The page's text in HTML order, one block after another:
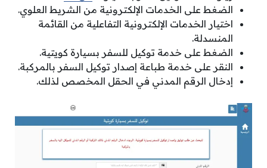
الضغط على الخدمات الإلكترونية من الشريط العلوي.
اختيار الخدمات الإلكترونية التفاعلية من القائمة
المنسدلة.
الضغط على خدمة توكيل للسفر بسيارة كويتية.
النقر على خدمة طباعة إصدار توكيل السفر بالمركبة.
إدخال الرقم المدني في الحقل المخصص لذلك.